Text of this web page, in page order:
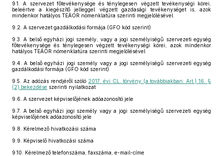
9.1.
A szervezet főtevékenysége és ténylegesen végzett tevékenységi körei,
beleértve a kiegészítő jelleggel végzett gazdasági tevékenységet is, azok
mindenkor hatályos TEÁOR nómenklatúra szerinti megjelölésével
9.2. A szervezet gazdálkodási formája (GFO kód szerint)
9.3.
A belső egyházi jogi személy, vagy a jogi személyiségű szervezeti egység
főtevékenysége és ténylegesen végzett tevékenységi körei, azok mindenkor
hatályos TEÁOR nómenklatúra szerinti megjelölésével
9.4.
A belső egyházi jogi személy vagy a jogi személyiségű szervezeti egység
gazdálkodási formája (GFO kód szerint)
9.5.
Az adózás rendjéről szóló 2017. évi CL. törvény (a továbbiakban: Art.) 16. §
(2) bekezdése szerinti nyilatkozat
9.6. A szervezet képviselőjének adóazonosító jele
9.7.
A belső egyházi jogi személy vagy a jogi személyiségű szervezeti egység
képviselőjének adóazonosító jele
9.8.
Kérelmező hivatkozási száma
9.9.
Képviselő hivatkozási száma
9.10.
Kérelmező telefonszáma, faxszáma, e-mail-címe